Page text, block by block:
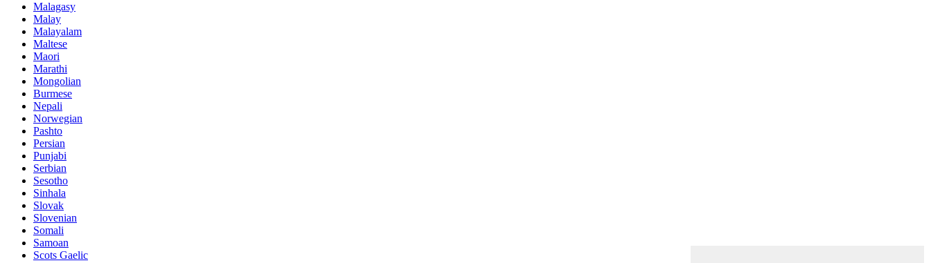
Malagasy
Malay
Malayalam
Maltese
Maori
Marathi
Mongolian
Burmese
Nepali
Norwegian
Pashto
Persian
Punjabi
Serbian
Sesotho
Sinhala
Slovak
Slovenian
Somali
Samoan
Scots Gaelic